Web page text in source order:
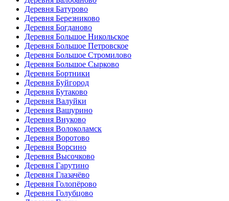
Деревня Батурово
Деревня Березниково
Деревня Богданово
Деревня Большое Никольское
Деревня Большое Петровское
Деревня Большое Стромилово
Деревня Большое Сырково
Деревня Бортники
Деревня Буйгород
Деревня Бутаково
Деревня Валуйки
Деревня Вашурино
Деревня Внуково
Деревня Волоколамск
Деревня Воротово
Деревня Ворсино
Деревня Высочково
Деревня Гарутино
Деревня Глазачёво
Деревня Голопёрово
Деревня Голубцово